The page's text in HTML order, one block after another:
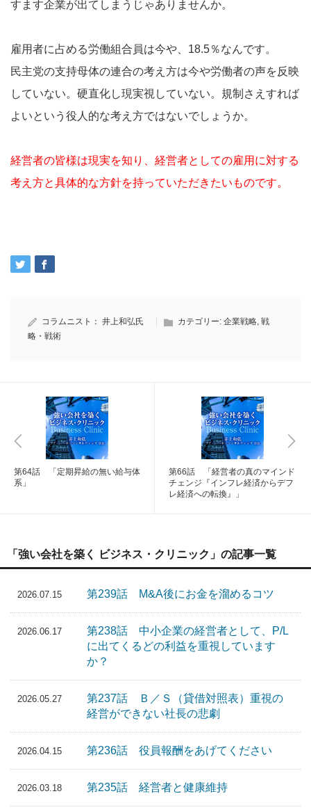
すます企業が出てしまうじゃありませんか。
雇用者に占める労働組合員は今や、18.5％なんです。
民主党の支持母体の連合の考え方は今や労働者の声を反映
していない。硬直化し現実視していない。規制さえすれば
よいという役人的な考え方ではないでしょうか。
経営者の皆様は現実を知り、経営者としての雇用に対する
考え方と具体的な方針を持っていただきたいものです。
コラムニスト： 井上和弘氏 カテゴリー: 企業戦略, 戦
略・戦術
第64話 「定期昇給の無い給与体
系」
第66話 「経営者の真のマインド
チェンジ『インフレ経済からデフ
レ経済への転換』」
「強い会社を築く ビジネス・クリニック」の記事一覧
2026.07.15 第239話 M&A後にお金を溜めるコツ
2026.06.17
第238話 中小企業の経営者として、P/L
に出てくるどの利益を重視しています
か？
2026.05.27
第237話 Ｂ／Ｓ（貸借対照表）重視の
経営ができない社長の悲劇
2026.04.15 第236話 役員報酬をあげてください
2026.03.18 第235話 経営者と健康維持